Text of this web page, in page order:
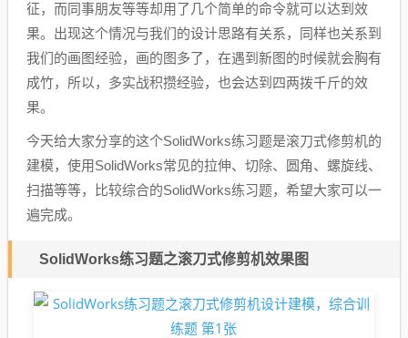
征，而同事朋友等等却用了几个简单的命令就可以达到效
果。出现这个情况与我们的设计思路有关系，同样也关系到
我们的画图经验，画的图多了，在遇到新图的时候就会胸有
成竹，所以，多实战积攒经验，也会达到四两拨千斤的效
果。
今天给大家分享的这个SolidWorks练习题是滚刀式修剪机的
建模，使用SolidWorks常见的拉伸、切除、圆角、螺旋线、
扫描等等，比较综合的SolidWorks练习题，希望大家可以一
遍完成。
SolidWorks练习题之滚刀式修剪机效果图